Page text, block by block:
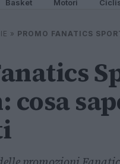
Basket Motori
» PROMO FANATICS
cosa